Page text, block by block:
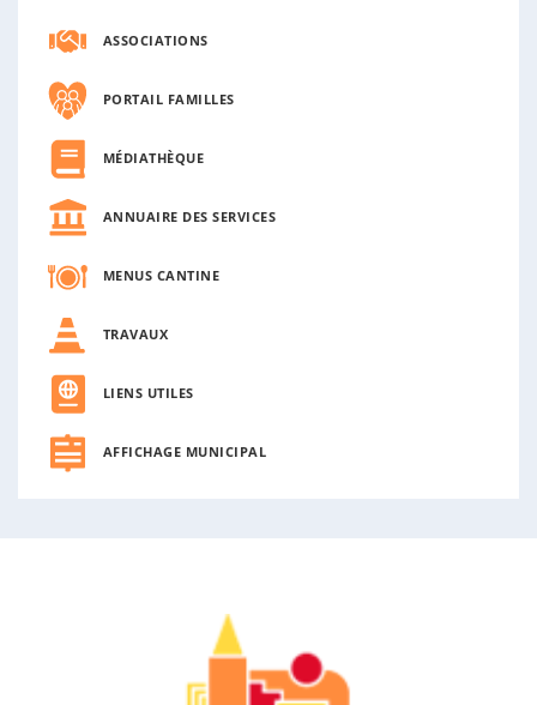
ASSOCIATIONS
PORTAIL FAMILLES
MÉDIATHÈQUE
ANNUAIRE DES SERVICES
MENUS CANTINE
TRAVAUX
LIENS UTILES
AFFICHAGE MUNICIPAL